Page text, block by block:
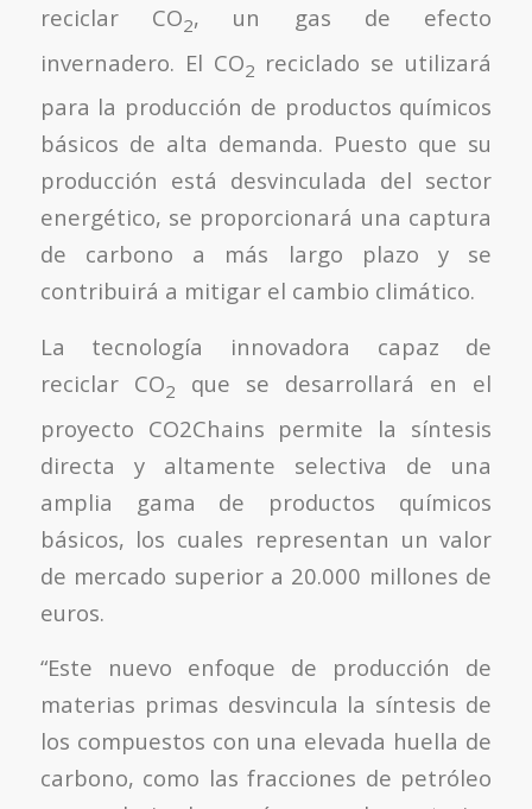
reciclar CO2, un gas de efecto
invernadero. El CO2 reciclado se utilizará
para la producción de productos químicos
básicos de alta demanda. Puesto que su
producción está desvinculada del sector
energético, se proporcionará una captura
de carbono a más largo plazo y se
contribuirá a mitigar el cambio climático.
La tecnología innovadora capaz de
reciclar CO2
que se desarrollará en el
proyecto CO2Chains permite la síntesis
directa y altamente selectiva de una
amplia gama de productos químicos
básicos, los cuales representan un valor
de mercado superior a 20.000 millones de
euros.
“Este nuevo enfoque de producción de
materias primas desvincula la síntesis de
los compuestos con una elevada huella de
carbono, como las fracciones de petróleo